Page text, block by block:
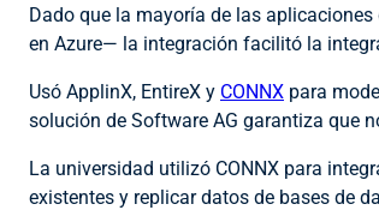
Dado que la mayoría de las
en Azure— la integración facilitó la
Usó ApplinX, EntireX y CONNX para
solución de Software AG garantiza que
La universidad utilizó CONNX para
existentes y replicar datos de bases de